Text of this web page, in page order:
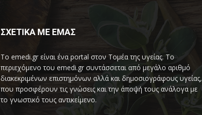
ΣΧΕΤΙΚΑ ΜΕ ΕΜΑΣ
Το emedi.gr είναι ένα portal στον Τομέα της υγείας. Το
περιεχόμενο του emedi.gr συντάσσεται από μεγάλο αριθμό
διακεκριμένων επιστημόνων αλλά και δημοσιογράφους υγείας,
που προσφέρουν τις γνώσεις και την άποψή τους ανάλογα με
το γνωστικό τους αντικείμενο.